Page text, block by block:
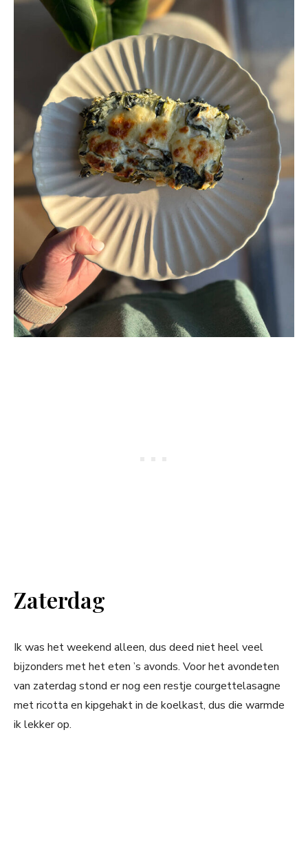
Zaterdag
Ik was het weekend alleen, dus deed niet heel veel
bijzonders met het eten ’s avonds. Voor het avondeten
van zaterdag stond er nog een restje courgettelasagne
met ricotta en kipgehakt in de koelkast, dus die warmde
ik lekker op.